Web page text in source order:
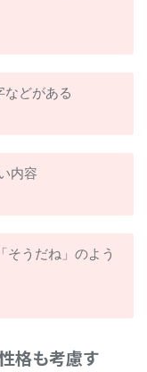
などがある
内容
そうだね」のよう
格も考慮す